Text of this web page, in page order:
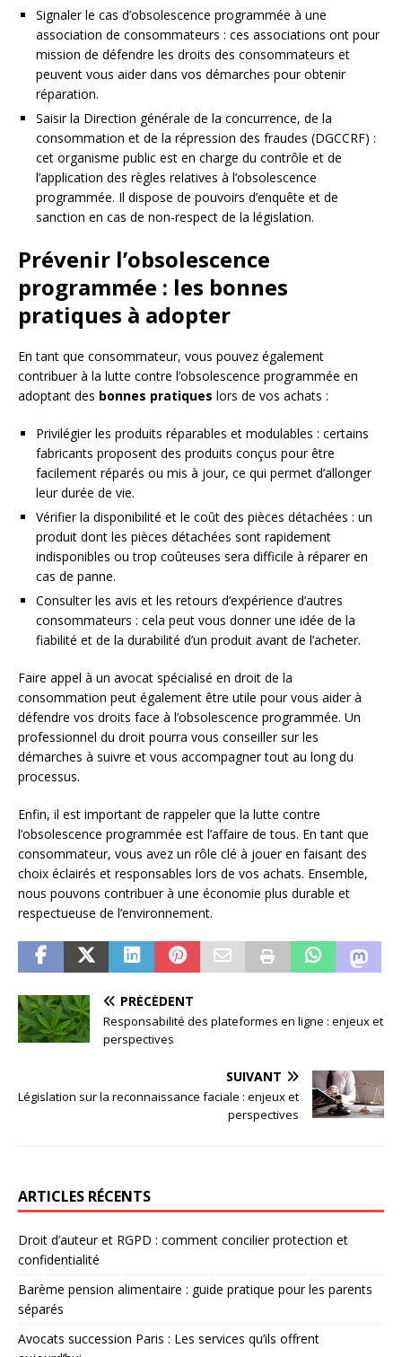
Signaler le cas d’obsolescence programmée à une
association de consommateurs : ces associations ont pour
mission de défendre les droits des consommateurs et
peuvent vous aider dans vos démarches pour obtenir
réparation.
Saisir la Direction générale de la concurrence, de la
consommation et de la répression des fraudes (DGCCRF) :
cet organisme public est en charge du contrôle et de
l’application des règles relatives à l’obsolescence
programmée. Il dispose de pouvoirs d’enquête et de
sanction en cas de non-respect de la législation.
Prévenir l’obsolescence
programmée : les bonnes
pratiques à adopter
En tant que consommateur, vous pouvez également
contribuer à la lutte contre l’obsolescence programmée en
adoptant des bonnes pratiques lors de vos achats :
Privilégier les produits réparables et modulables : certains
fabricants proposent des produits conçus pour être
facilement réparés ou mis à jour, ce qui permet d’allonger
leur durée de vie.
Vérifier la disponibilité et le coût des pièces détachées : un
produit dont les pièces détachées sont rapidement
indisponibles ou trop coûteuses sera difficile à réparer en
cas de panne.
Consulter les avis et les retours d’expérience d’autres
consommateurs : cela peut vous donner une idée de la
fiabilité et de la durabilité d’un produit avant de l’acheter.
Faire appel à un avocat spécialisé en droit de la
consommation peut également être utile pour vous aider à
défendre vos droits face à l’obsolescence programmée. Un
professionnel du droit pourra vous conseiller sur les
démarches à suivre et vous accompagner tout au long du
processus.
Enfin, il est important de rappeler que la lutte contre
l’obsolescence programmée est l’affaire de tous. En tant que
consommateur, vous avez un rôle clé à jouer en faisant des
choix éclairés et responsables lors de vos achats. Ensemble,
nous pouvons contribuer à une économie plus durable et
respectueuse de l’environnement.
PRÉCÉDENT
Responsabilité des plateformes en ligne : enjeux et
perspectives
SUIVANT
Législation sur la reconnaissance faciale : enjeux et
perspectives
ARTICLES RÉCENTS
Droit d’auteur et RGPD : comment concilier protection et
confidentialité
Barème pension alimentaire : guide pratique pour les parents
séparés
Avocats succession Paris : Les services qu’ils offrent